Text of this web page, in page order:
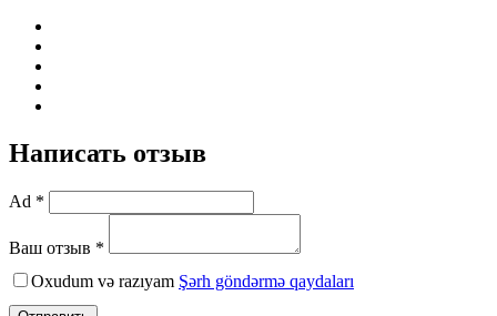
Написать отзыв
Ad *
Ваш отзыв *
Oxudum və razıyam Şərh göndərmə qaydaları